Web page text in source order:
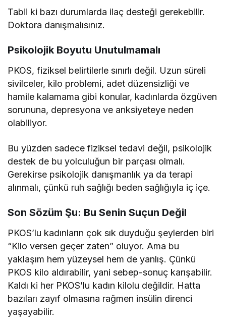
Tabii ki bazı durumlarda ilaç desteği gerekebilir.
Doktora danışmalısınız.
Psikolojik Boyutu Unutulmamalı
PKOS, fiziksel belirtilerle sınırlı değil. Uzun süreli
sivilceler, kilo problemi, adet düzensizliği ve
hamile kalamama gibi konular, kadınlarda özgüven
sorununa, depresyona ve anksiyeteye neden
olabiliyor.
Bu yüzden sadece fiziksel tedavi değil, psikolojik
destek de bu yolculuğun bir parçası olmalı.
Gerekirse psikolojik danışmanlık ya da terapi
alınmalı, çünkü ruh sağlığı beden sağlığıyla iç içe.
Son Sözüm Şu: Bu Senin Suçun Değil
PKOS’lu kadınların çok sık duyduğu şeylerden biri
“Kilo versen geçer zaten” oluyor. Ama bu
yaklaşım hem yüzeysel hem de yanlış. Çünkü
PKOS kilo aldırabilir, yani sebep-sonuç karışabilir.
Kaldı ki her PKOS’lu kadın kilolu değildir. Hatta
bazıları zayıf olmasına rağmen insülin direnci
yaşayabilir.